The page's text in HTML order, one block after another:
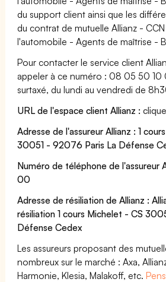
du support client ainsi que les
du contrat de mutuelle Allianz -
l'automobile - Agents de maîtrise -
Pour contacter le service client
appeler à ce numéro : 08 05 50 10
surtaxé, du lundi au vendredi de
URL de l'espace client Allianz :
Adresse de l'assureur Allianz : 1
30051 - 92076 Paris La Défense
Numéro de téléphone de l'assureur
00
Adresse de résiliation de Allianz :
résiliation 1 cours Michelet - CS
Défense Cedex
Les assureurs proposant des
nombreux sur le marché : Axa,
Harmonie, Klesia, Malakoff, etc.